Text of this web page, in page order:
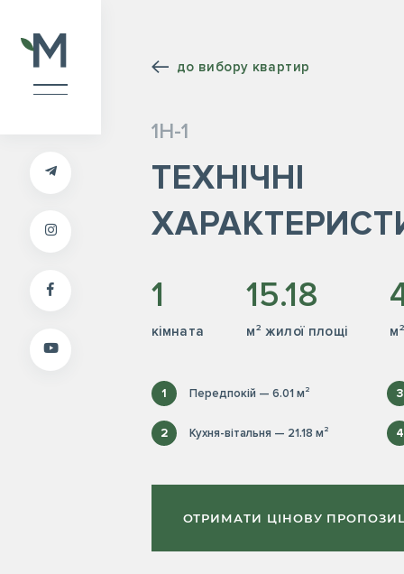
до вибору квартир
1Н-1
ТЕХНІЧНІ
1
кiмната
15.18
м² жилої площі
1 Передпокій — 6.01 м²
2 Кухня-вітальня — 21.18 м²
3
4
ОТРИМАТИ ЦІНОВУ